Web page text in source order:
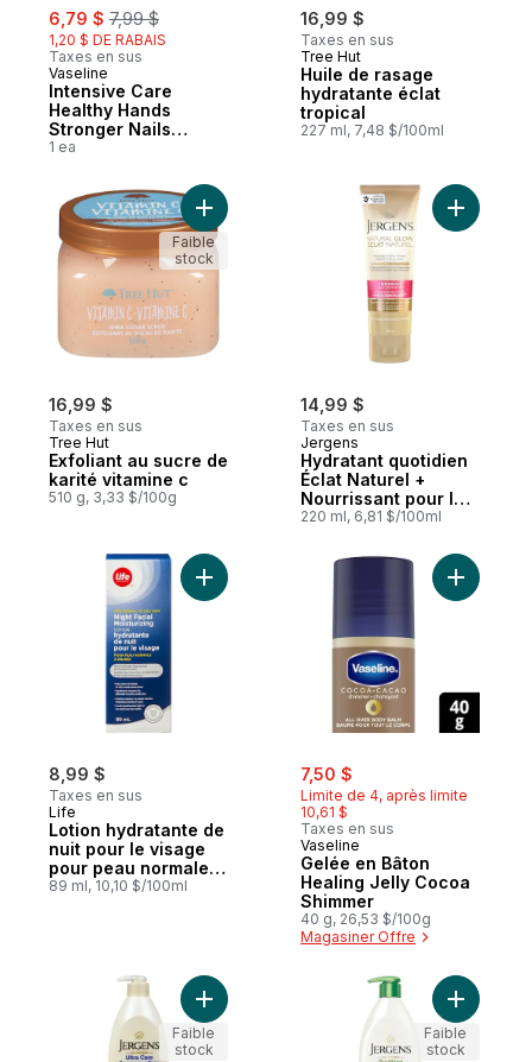
sale:
6,79 $ , formerly:
7,99 $
1,20 $ DE RABAIS
Taxes en sus
Vaseline
Intensive Care
Healthy Hands
Stronger Nails
Crème
1 ea
16,99 $
Taxes en sus
Tree Hut
Huile de rasage
hydratante éclat
tropical
227 ml, 7,48 $/100ml
16,99 $
Taxes en sus
Tree Hut
Exfoliant au sucre de
karité vitamine c
510 g, 3,33 $/100g
Ajouter Exfoliant au sucre de karité
Faible
stock
14,99 $
Taxes en sus
Jergens
Hydratant quotidien
Éclat Naturel +
Nourrissant pour la
peau sèche, tons
220 ml, 6,81 $/100ml
Ajouter
8,99 $
Taxes en sus
Life
Lotion hydratante de
nuit pour le visage
pour peau normale à
grasse
89 ml, 10,10 $/100ml
Ajouter Lotion hydratante de nuit pour le
sale:
7,50 $
Limite de 4, après limite
10,61 $
Taxes en sus
Vaseline
Gelée en Bâton
Healing Jelly Cocoa
Shimmer
40 g, 26,53 $/100g
Magasiner Offre
Ajouter
Ajouter Hydratant Soins Ultra sans
Faible
stock
Ajouter
Faible
stock